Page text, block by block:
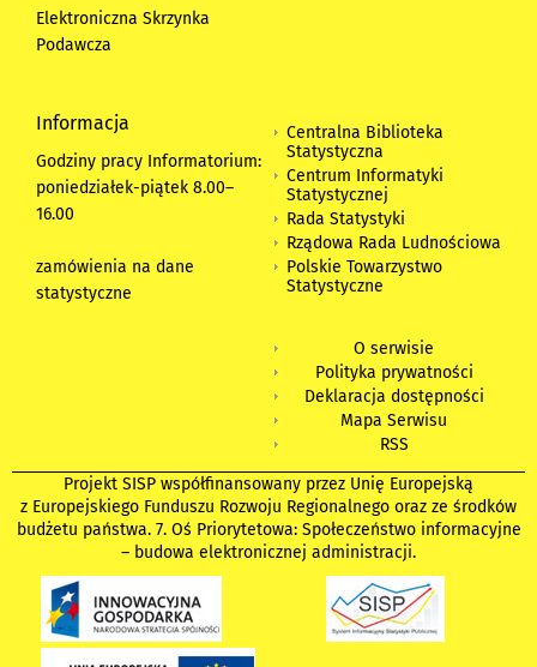
Elektroniczna Skrzynka
Podawcza
Informacja
Godziny pracy Informatorium:
poniedziałek-piątek 8.00–
16.00
zamówienia na dane
statystyczne
Centralna Biblioteka
Statystyczna
Centrum Informatyki
Statystycznej
Rada Statystyki
Rządowa Rada Ludnościowa
Polskie Towarzystwo
Statystyczne
O serwisie
Polityka prywatności
Deklaracja dostępności
Mapa Serwisu
RSS
Projekt SISP współfinansowany przez Unię Europejską
z Europejskiego Funduszu Rozwoju Regionalnego oraz ze środków
budżetu państwa. 7. Oś Priorytetowa: Społeczeństwo informacyjne
– budowa elektronicznej administracji.